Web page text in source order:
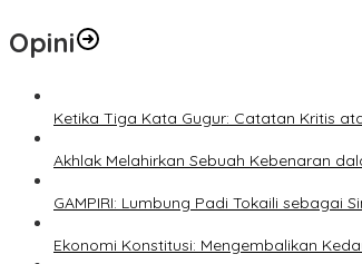
Opini
Ketika Tiga Kata Gugur: Catatan Kritis
Akhlak Melahirkan Sebuah Kebenaran
GAMPIRI: Lumbung Padi Tokaili sebagai
Ekonomi Konstitusi: Mengembalikan